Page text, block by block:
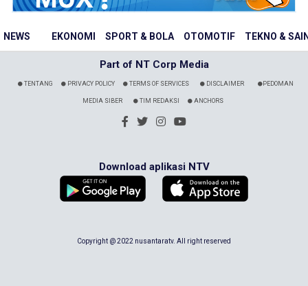
NEWS EKONOMI SPORT & BOLA OTOMOTIF TEKNO &
Part of NT Corp Media
TENTANG PRIVACY POLICY TERMS OF SERVICES DISCLAIMER PEDOMAN
MEDIA SIBER TIM REDAKSI ANCHORS
Download aplikasi NTV
Copyright @ 2022 nusantaratv. All right reserved